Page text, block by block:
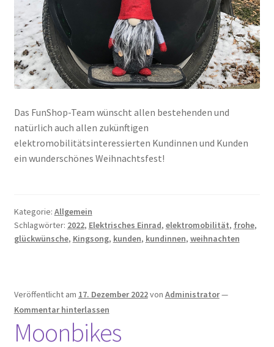
Das FunShop-Team wünscht allen bestehenden und
natürlich auch allen zukünftigen
elektromobilitätsinteressierten Kundinnen und Kunden
ein wunderschönes Weihnachtsfest!
Kategorie: Allgemein
Schlagwörter: 2022, Elektrisches Einrad, elektromobilität, frohe,
glückwünsche, Kingsong, kunden, kundinnen, weihnachten
Veröffentlicht am 17. Dezember 2022von Administrator—
Kommentar hinterlassen
Moonbikes